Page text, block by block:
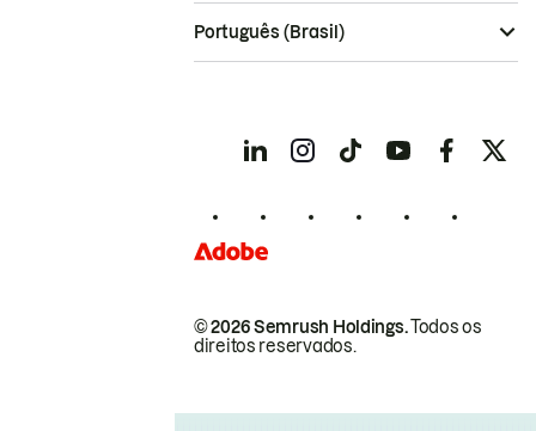
© 2026 Semrush Holdings.Todos os
direitos reservados.
Português (Brasil)